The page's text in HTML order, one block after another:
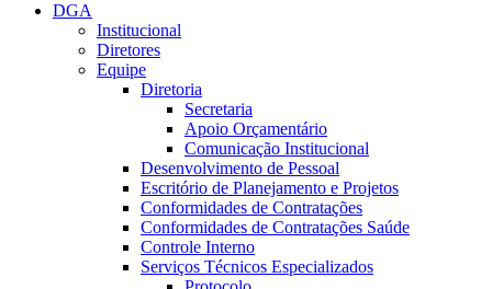
DGA
Institucional
Diretores
Equipe
Diretoria
Secretaria
Apoio Orçamentário
Comunicação Institucional
Desenvolvimento de Pessoal
Escritório de Planejamento e Projetos
Conformidades de Contratações
Conformidades de Contratações Saúde
Controle Interno
Serviços Técnicos Especializados